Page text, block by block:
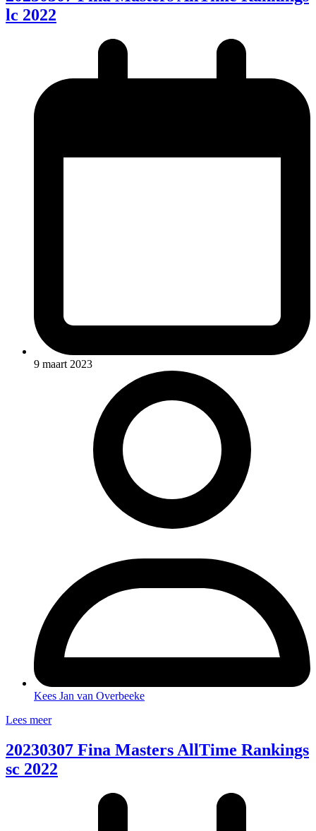
lc 2022
9 maart 2023
Kees Jan van Overbeeke
Lees meer
20230307 Fina Masters AllTime Rankings
sc 2022